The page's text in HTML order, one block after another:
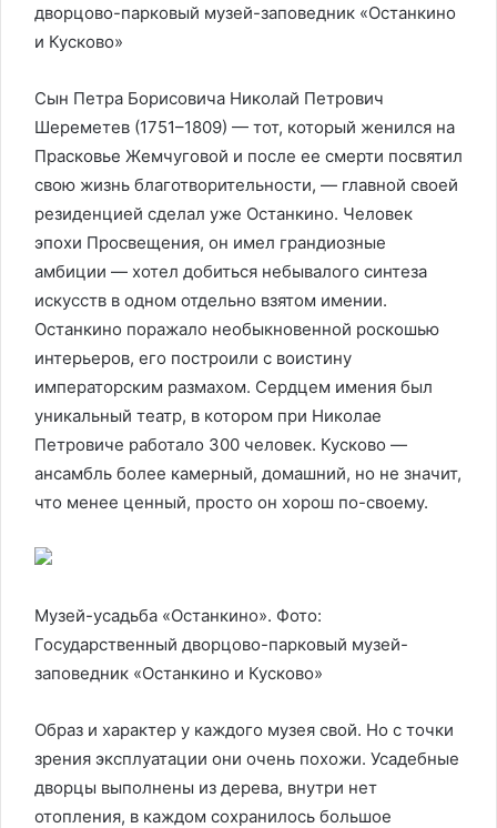
дворцово-парковый музей-заповедник «Останкино
и Кусково»
Сын Петра Борисовича Николай Петрович
Шереметев (1751–1809) — тот, который женился на
Прасковье Жемчуговой и после ее смерти посвятил
свою жизнь благотворительности, — главной своей
резиденцией сделал уже Останкино. Человек
эпохи Просвещения, он имел грандиозные
амбиции — хотел добиться небывалого синтеза
искусств в одном отдельно взятом имении.
Останкино поражало необыкновенной роскошью
интерьеров, его построили с воистину
императорским размахом. Сердцем имения был
уникальный театр, в котором при Николае
Петровиче работало 300 человек. Кусково —
ансамбль более камерный, домашний, но не значит,
что менее ценный, просто он хорош по-своему.
Музей-усадьба «Останкино». Фото:
Государственный дворцово-парковый музей-
заповедник «Останкино и Кусково»
Образ и характер у каждого музея свой. Но с точки
зрения эксплуатации они очень похожи. Усадебные
дворцы выполнены из дерева, внутри нет
отопления, в каждом сохранилось большое